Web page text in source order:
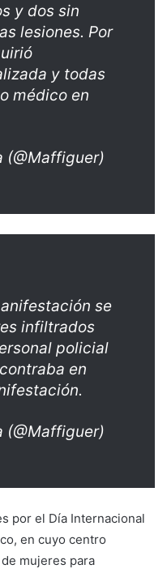
y dos sin
lesiones. Por
y todas
médico en
(@Maffiguer)
se
infiltrados
policial
en
(@Maffiguer)
por el Día Internacional
en cuyo centro
mujeres para